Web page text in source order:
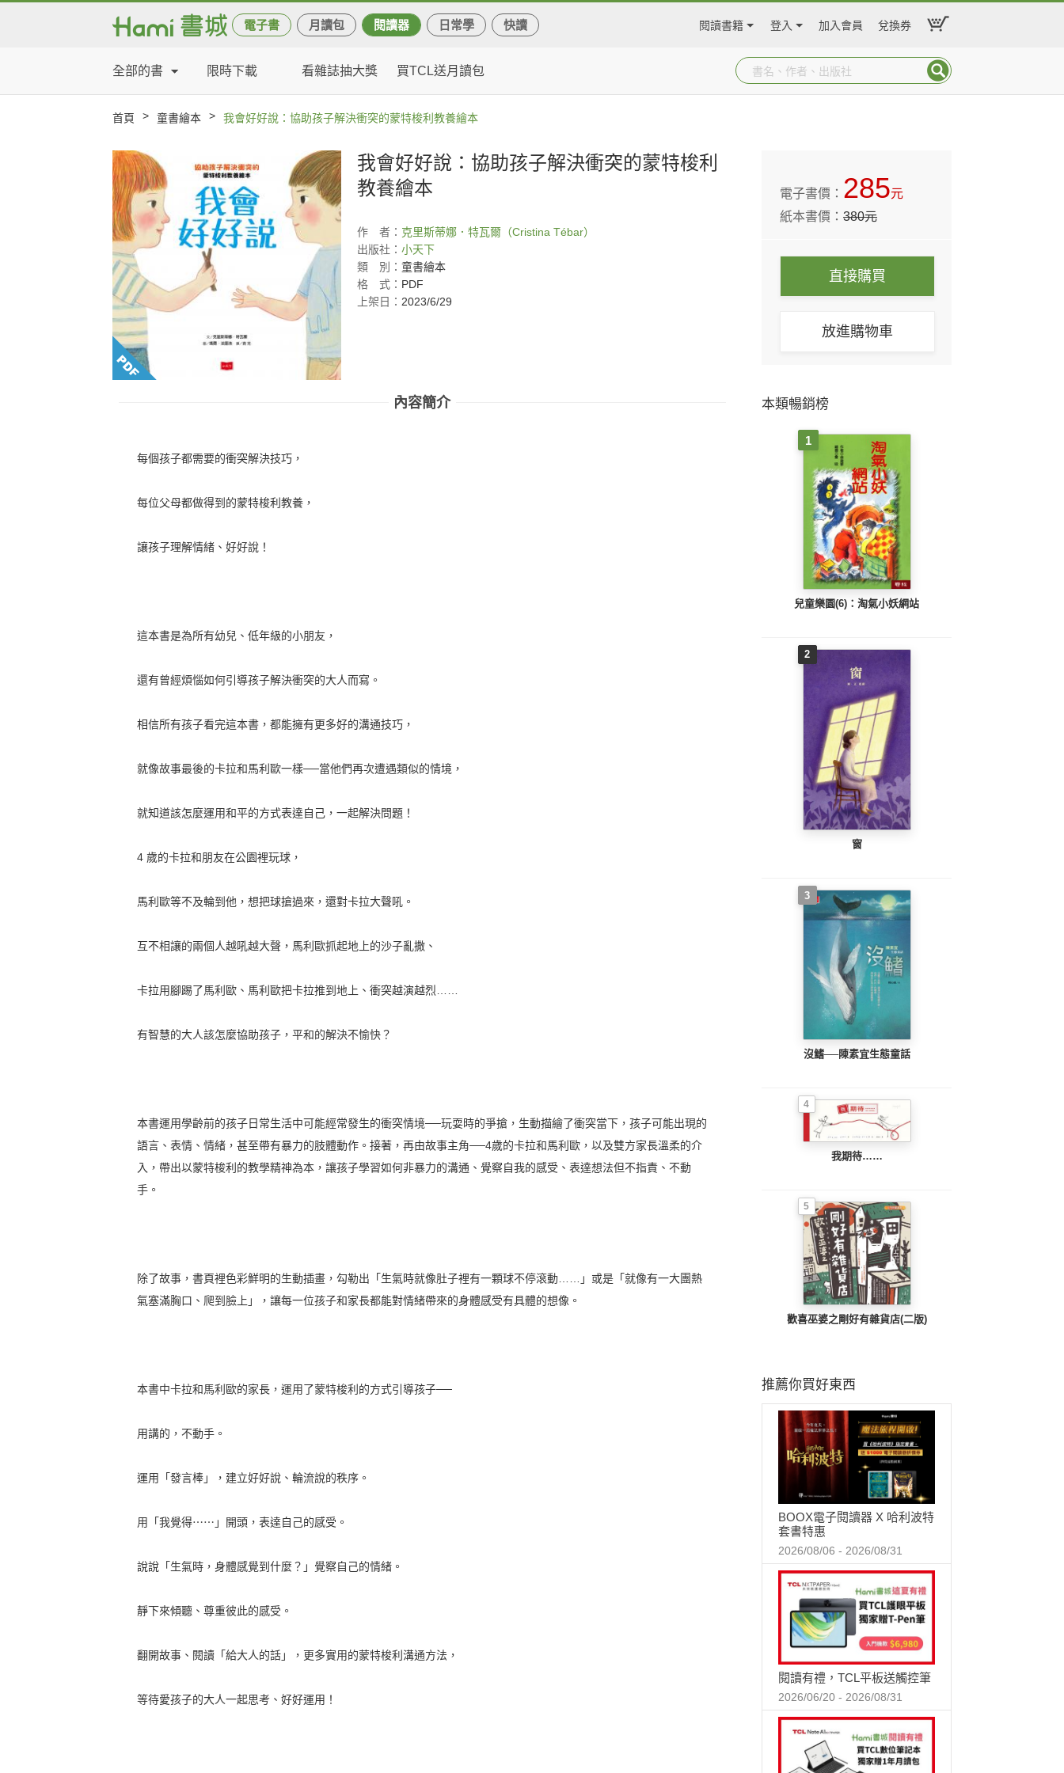
電子書 月讀包 閱讀器 日常學 快讀 閱讀書籍 登入 加入會員 兌換券
全部的書 限時下載 看雜誌抽大獎 買TCL送月讀包
首頁 > 童書繪本 > 我會好好說：協助孩子解決衝突的蒙特梭利教養繪本
我會好好說：協助孩子解決衝突的蒙特梭利
教養繪本
作 者： 克里斯蒂娜．特瓦爾（Cristina Tébar）
出版社： 小天下
類
別： 童書繪本
格
式： PDF
上架日： 2023/6/29
內容簡介
每個孩子都需要的衝突解決技巧，
每位父母都做得到的蒙特梭利教養，
讓孩子理解情緒、好好說！
這本書是為所有幼兒、低年級的小朋友，
還有曾經煩惱如何引導孩子解決衝突的大人而寫。
相信所有孩子看完這本書，都能擁有更多好的溝通技巧，
就像故事最後的卡拉和馬利歐一樣──當他們再次遭遇類似的情境，
就知道該怎麼運用和平的方式表達自己，一起解決問題！
4 歲的卡拉和朋友在公園裡玩球，
馬利歐等不及輪到他，想把球搶過來，還對卡拉大聲吼。
互不相讓的兩個人越吼越大聲，馬利歐抓起地上的沙子亂撒、
卡拉用腳踢了馬利歐、馬利歐把卡拉推到地上、衝突越演越烈……
有智慧的大人該怎麼協助孩子，平和的解決不愉快？
本書運用學齡前的孩子日常生活中可能經常發生的衝突情境──玩耍時的爭搶，生動描繪了衝突當下，孩子可能出現的
語言、表情、情緒，甚至帶有暴力的肢體動作。接著，再由故事主角──4歲的卡拉和馬利歐，以及雙方家長溫柔的介
入，帶出以蒙特梭利的教學精神為本，讓孩子學習如何非暴力的溝通、覺察自我的感受、表達想法但不指責、不動
手。
除了故事，書頁裡色彩鮮明的生動插畫，勾勒出「生氣時就像肚子裡有一顆球不停滾動……」或是「就像有一大團熱
氣塞滿胸口、爬到臉上」，讓每一位孩子和家長都能對情緒帶來的身體感受有具體的想像。
本書中卡拉和馬利歐的家長，運用了蒙特梭利的方式引導孩子──
用講的，不動手。
運用「發言棒」，建立好好說、輪流說的秩序。
用「我覺得⋯⋯」開頭，表達自己的感受。
說說「生氣時，身體感覺到什麼？」覺察自己的情緒。
靜下來傾聽、尊重彼此的感受。
翻開故事、閱讀「給大人的話」，更多實用的蒙特梭利溝通方法，
等待愛孩子的大人一起思考、好好運用！
電子書價： 285元
紙本書價：380元
直接購買
放進購物車
本類暢銷榜
1
兒童樂園(6)：淘氣小妖網站
2
窗
3
沒鰭──陳素宜生態童話
4
我期待……
5
歡喜巫婆之剛好有雜貨店(二版)
推薦你買好東西
BOOX電子閱讀器 X 哈利波特
套書特惠
2026/08/06 - 2026/08/31
閱讀有禮，TCL平板送觸控筆
2026/06/20 - 2026/08/31